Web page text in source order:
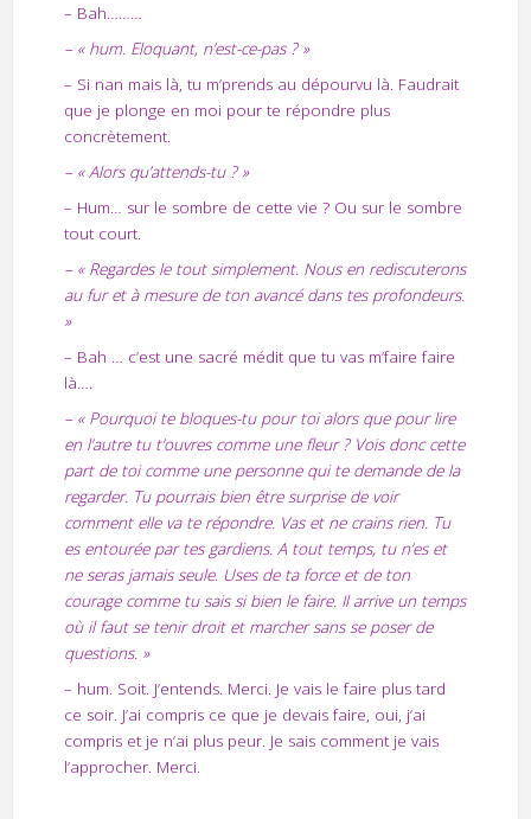
– Bah………
– « hum. Eloquant, n’est-ce-pas ? »
– Si nan mais là, tu m’prends au dépourvu là. Faudrait
que je plonge en moi pour te répondre plus
concrètement.
– « Alors qu’attends-tu ? »
– Hum… sur le sombre de cette vie ? Ou sur le sombre
tout court.
– « Regardes le tout simplement. Nous en rediscuterons
au fur et à mesure de ton avancé dans tes profondeurs.
»
– Bah … c’est une sacré médit que tu vas m’faire faire
là….
– « Pourquoi te bloques-tu pour toi alors que pour lire
en l’autre tu t’ouvres comme une fleur ? Vois donc cette
part de toi comme une personne qui te demande de la
regarder. Tu pourrais bien être surprise de voir
comment elle va te répondre. Vas et ne crains rien. Tu
es entourée par tes gardiens. A tout temps, tu n’es et
ne seras jamais seule. Uses de ta force et de ton
courage comme tu sais si bien le faire. Il arrive un temps
où il faut se tenir droit et marcher sans se poser de
questions. »
– hum. Soit. J’entends. Merci. Je vais le faire plus tard
ce soir. J’ai compris ce que je devais faire, oui, j’ai
compris et je n’ai plus peur. Je sais comment je vais
l’approcher. Merci.